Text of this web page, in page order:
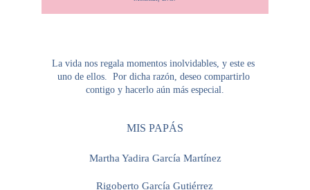
La vida nos regala momentos inolvidables, y este es
uno de ellos.  Por dicha razón, deseo compartirlo
contigo y hacerlo aún más especial.
MIS PAPÁS
Martha Yadira García Martínez
Rigoberto García Gutiérrez